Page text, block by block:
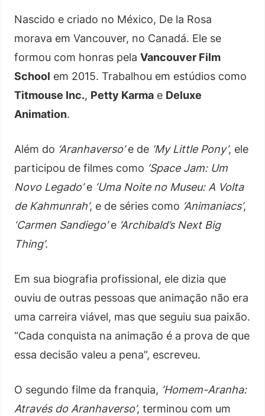
Nascido e criado no México, De la Rosa
morava em Vancouver, no Canadá. Ele se
formou com honras pela Vancouver Film
School em 2015. Trabalhou em estúdios como
Titmouse Inc., Petty Karma e Deluxe
Animation.
Além do ‘Aranhaverso’e de ‘My Little Pony’, ele
participou de filmes como ‘Space Jam: Um
Novo Legado’e ‘Uma Noite no Museu: A Volta
de Kahmunrah’, e de séries como ‘Animaniacs’,
‘Carmen Sandiego’e ‘Archibald’s Next Big
Thing’.
Em sua biografia profissional, ele dizia que
ouviu de outras pessoas que animação não era
uma carreira viável, mas que seguiu sua paixão.
“Cada conquista na animação é a prova de que
essa decisão valeu a pena”, escreveu.
O segundo filme da franquia, ‘Homem-Aranha:
Através do Aranhaverso’, terminou com um